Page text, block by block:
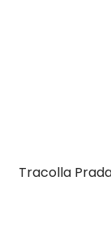
Tracolla